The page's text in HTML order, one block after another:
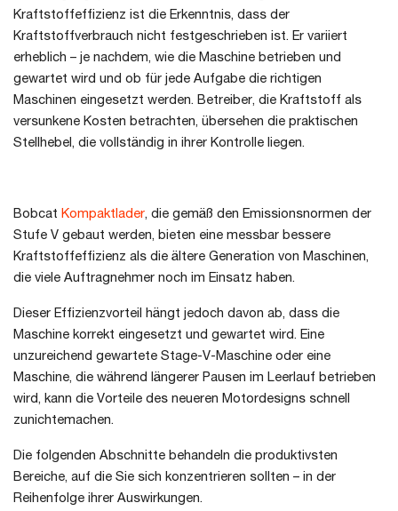
Kraftstoffeffizienz ist die Erkenntnis, dass der
Kraftstoffverbrauch nicht festgeschrieben ist. Er variiert
erheblich – je nachdem, wie die Maschine betrieben und
gewartet wird und ob für jede Aufgabe die richtigen
Maschinen eingesetzt werden. Betreiber, die Kraftstoff als
versunkene Kosten betrachten, übersehen die praktischen
Stellhebel, die vollständig in ihrer Kontrolle liegen.
Bobcat Kompaktlader, die gemäß den Emissionsnormen der
Stufe V gebaut werden, bieten eine messbar bessere
Kraftstoffeffizienz als die ältere Generation von Maschinen,
die viele Auftragnehmer noch im Einsatz haben.
Dieser Effizienzvorteil hängt jedoch davon ab, dass die
Maschine korrekt eingesetzt und gewartet wird. Eine
unzureichend gewartete Stage-V-Maschine oder eine
Maschine, die während längerer Pausen im Leerlauf betrieben
wird, kann die Vorteile des neueren Motordesigns schnell
zunichtemachen.
Die folgenden Abschnitte behandeln die produktivsten
Bereiche, auf die Sie sich konzentrieren sollten – in der
Reihenfolge ihrer Auswirkungen.